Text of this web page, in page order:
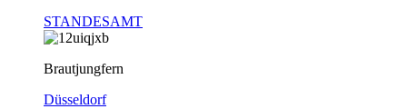
STANDESAMT
Brautjungfern
Düsseldorf